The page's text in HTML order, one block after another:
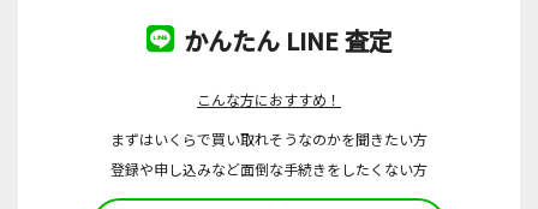
かんたん LINE 査定
こんな方におすすめ！
まずはいくらで買い取れそうなのかを聞きたい方
登録や申し込みなど面倒な手続きをしたくない方